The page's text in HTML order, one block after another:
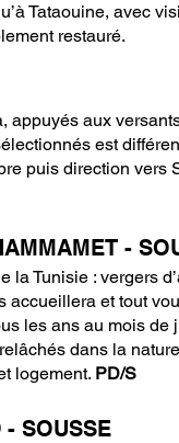
Tataouine, avec
restauré.
appuyés aux
est
puis direction vers
-
Tunisie : vergers
et tout
les ans au mois de
dans la
logement. PD/S
SOUSSE